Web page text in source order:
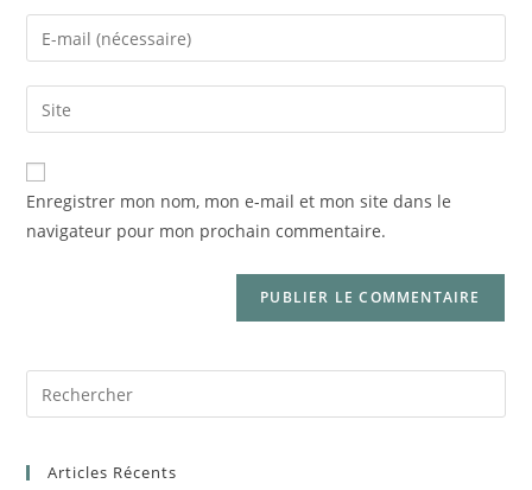
Enregistrer mon nom, mon e-mail et mon site dans le
navigateur pour mon prochain commentaire.
Articles Récents